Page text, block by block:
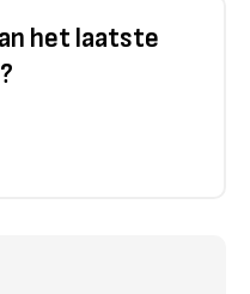
het laatste